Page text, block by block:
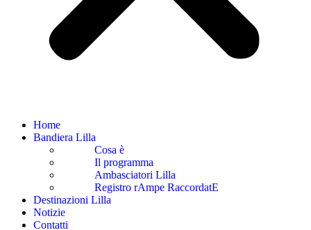
Home
Bandiera Lilla
Cosa è
Il programma
Ambasciatori Lilla
Registro rAmpe RaccordatE
Destinazioni Lilla
Notizie
Contatti